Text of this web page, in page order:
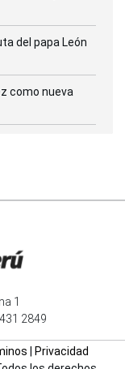
del papa León
como nueva
1
2849
Privacidad